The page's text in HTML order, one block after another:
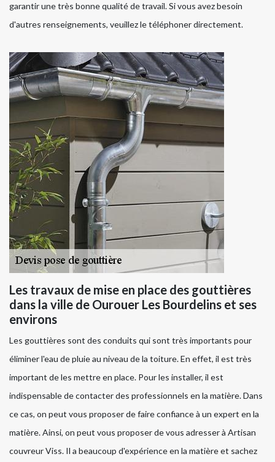
garantir une très bonne qualité de travail. Si vous avez besoin
d'autres renseignements, veuillez le téléphoner directement.
Les travaux de mise en place des gouttières
dans la ville de Ourouer Les Bourdelins et ses
environs
Les gouttières sont des conduits qui sont très importants pour
éliminer l'eau de pluie au niveau de la toiture. En effet, il est très
important de les mettre en place. Pour les installer, il est
indispensable de contacter des professionnels en la matière. Dans
ce cas, on peut vous proposer de faire confiance à un expert en la
matière. Ainsi, on peut vous proposer de vous adresser à Artisan
couvreur Viss. Il a beaucoup d'expérience en la matière et sachez